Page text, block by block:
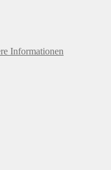
Informationen